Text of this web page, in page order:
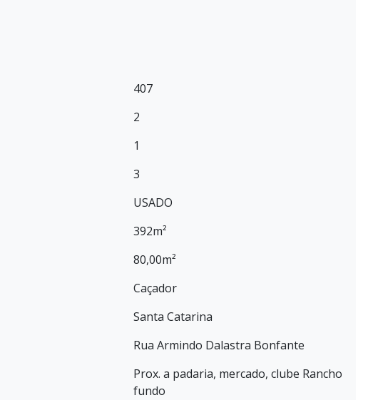
407
2
1
3
USADO
392m²
80,00m²
Caçador
Santa Catarina
Rua Armindo Dalastra Bonfante
Prox. a padaria, mercado, clube Rancho
fundo